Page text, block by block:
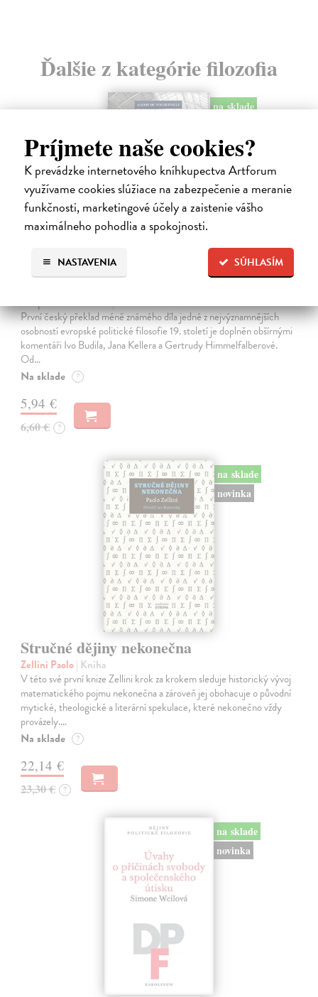
Príjmete naše cookies?
K prevádzke internetového kníhkupectva Artforum
využívame cookies slúžiace na zabezpečenie a meranie
funkčnosti, marketingové účely a zaistenie vášho
maximálneho pohodlia a spokojnosti.
SÚHLASÍM
NASTAVENIA
Ďalšie z kategórie filozofia
na sklade
Memoár o chudobě
Tocqueville Alexis de| Kniha
První český překlad méně známého díla jedné z nejvýznamnějších
osobností evropské politické filosofie 19. století je doplněn obšírnými
komentáři Ivo Budila, Jana Kellera a Gertrudy Himmelfalberové.
Od…
Na sklade ?
5,94 €
6,60 € ?
na sklade
novinka
Stručné dějiny nekonečna
Zellini Paolo| Kniha
V této své první knize Zellini krok za krokem sleduje historický vývoj
matematického pojmu nekonečna a zároveň jej obohacuje o původní
mytické, theologické a literární spekulace, které nekonečno vždy
provázely.…
Na sklade ?
22,14 €
23,30 € ?
na sklade
novinka